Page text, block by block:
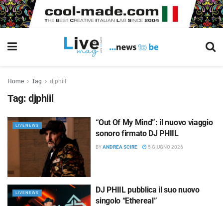
Home Tag djphiil
Tag: djphiil
LIVENEWS
“Out Of My Mind”: il nuovo viaggio
sonoro firmato DJ PHIIL
BYANDREA SCIRE 5 GIUGNO 2026
LIVENEWS
DJ PHIIL pubblica il suo nuovo
singolo “Ethereal”